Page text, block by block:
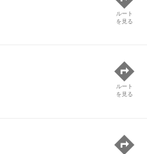
ルート
を見る
ルート
を見る